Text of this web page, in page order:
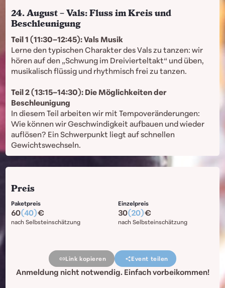
24. August – Vals: Fluss im Kreis und
Beschleunigung
Teil 1 (11:30–12:45): Vals Musik
Lerne den typischen Charakter des Vals zu tanzen: wir
hören auf den „Schwung im Dreivierteltakt“ und üben,
musikalisch flüssig und rhythmisch frei zu tanzen.
Teil 2 (13:15–14:30): Die Möglichkeiten der
Beschleunigung
In diesem Teil arbeiten wir mit Tempoveränderungen:
Wie können wir Geschwindigkeit aufbauen und wieder
auflösen? Ein Schwerpunkt liegt auf schnellen
Gewichtswechseln.
Preis
Paketpreis
nach Selbsteinschätzung
60(40)
Einzelpreis
nach Selbsteinschätzung
30(20)
Link kopieren Event teilen
Anmeldung nicht notwendig. Einfach vorbeikommen!